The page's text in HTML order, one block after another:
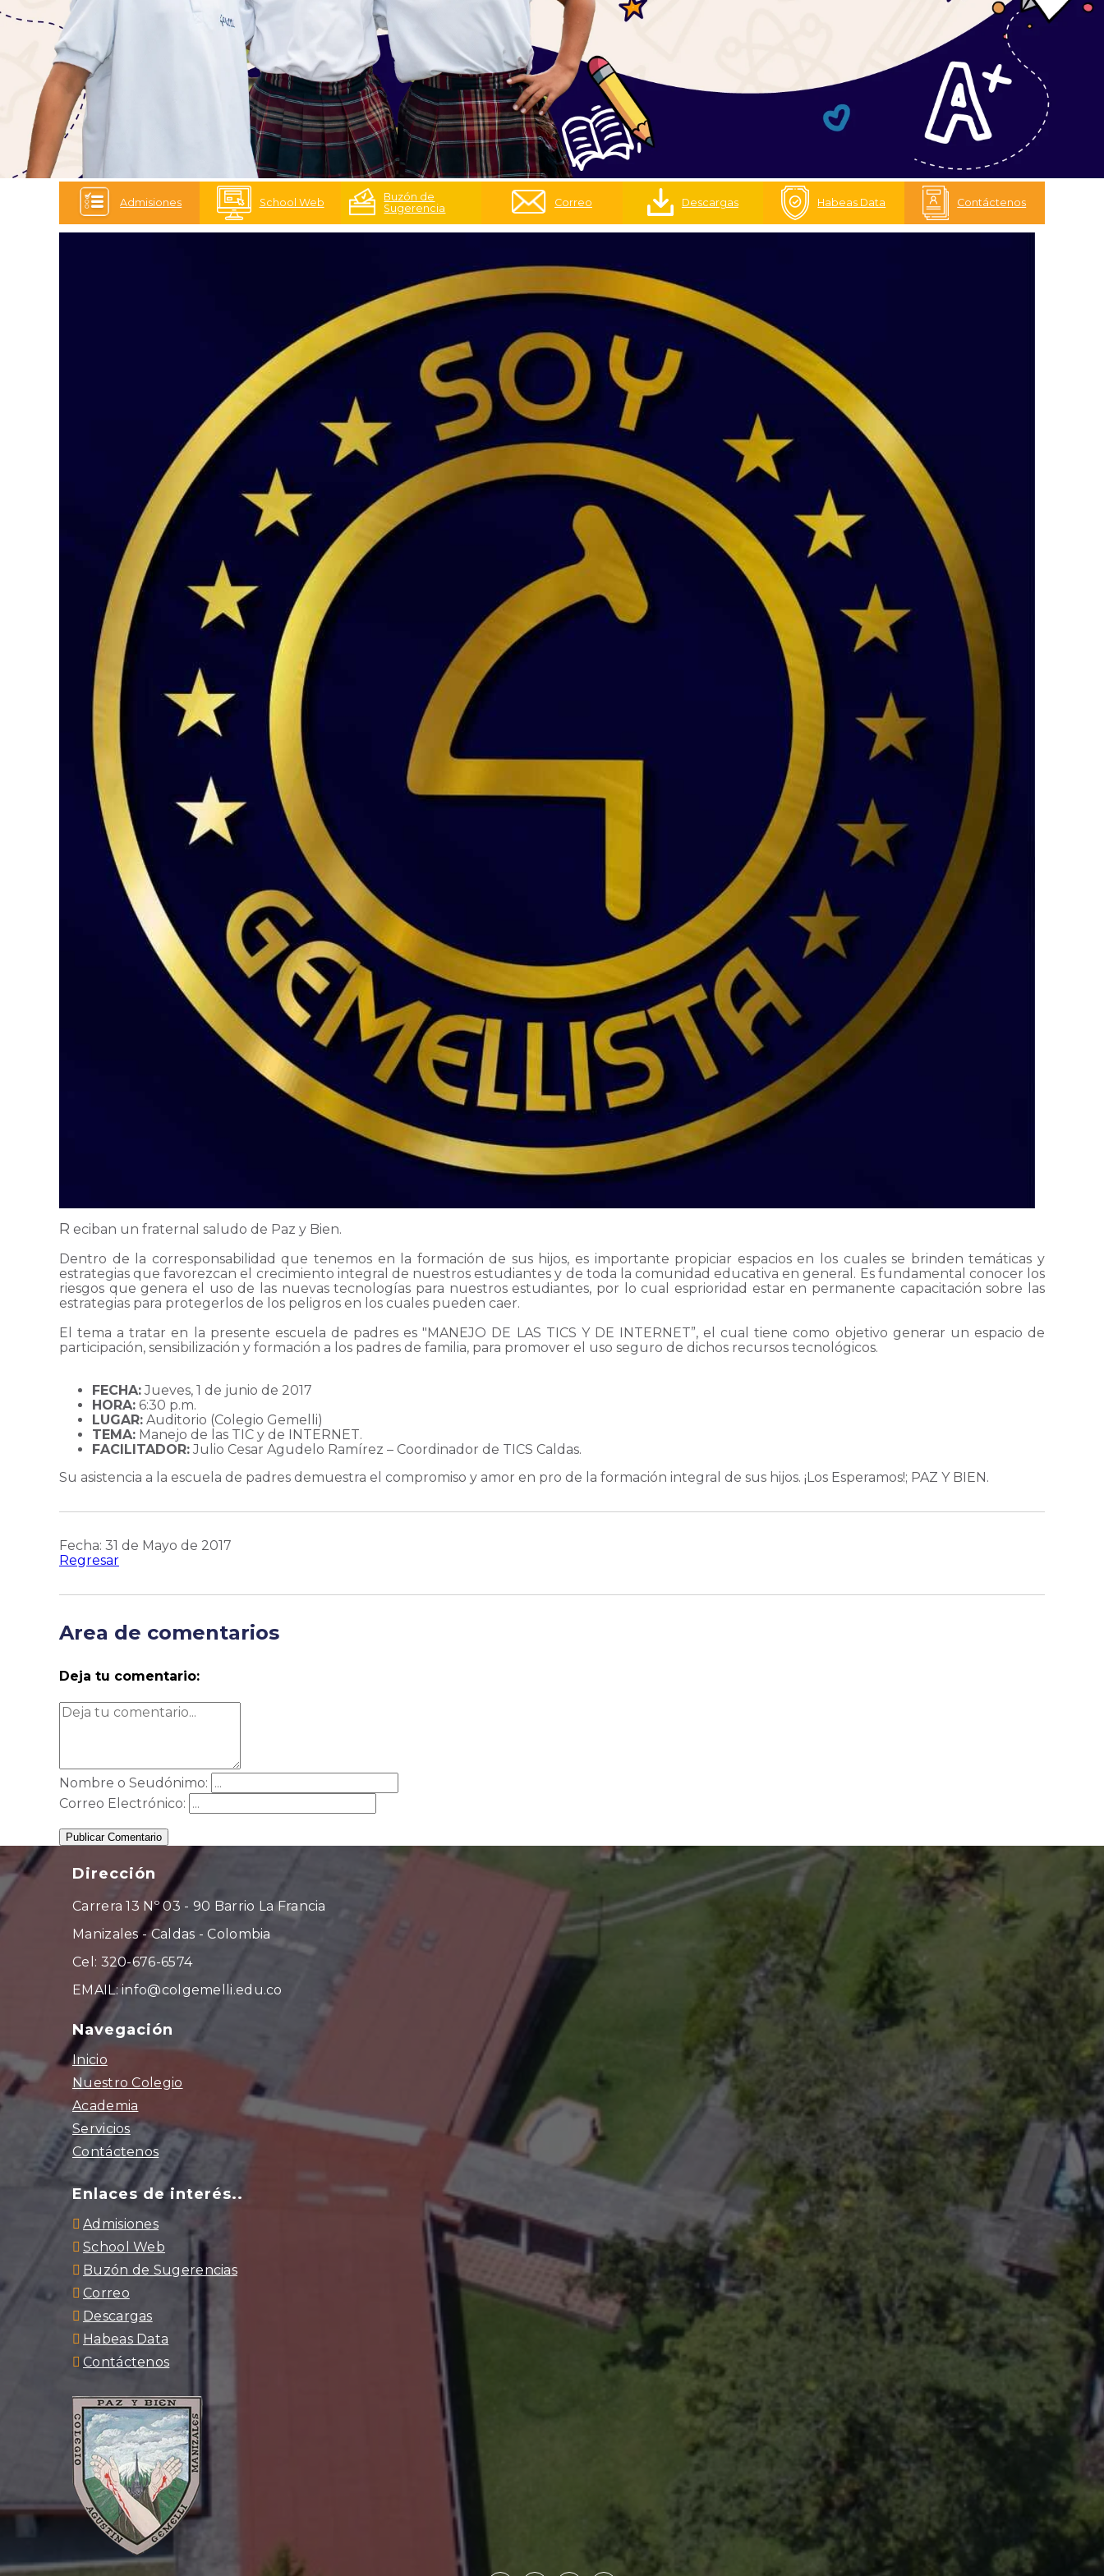
Admisiones School Web
Buzón de
Sugerencia
Correo Descargas Habeas Data Contáctenos
R eciban un fraternal saludo de Paz y Bien.
Dentro de la corresponsabilidad que tenemos en la formación de sus hijos, es importante propiciar espacios en los cuales se brinden temáticas y
estrategias que favorezcan el crecimiento integral de nuestros estudiantes y de toda la comunidad educativa en general. Es fundamental conocer los
riesgos que genera el uso de las nuevas tecnologías para nuestros estudiantes, por lo cual esprioridad estar en permanente capacitación sobre las
estrategias para protegerlos de los peligros en los cuales pueden caer.
El tema a tratar en la presente escuela de padres es "MANEJO DE LAS TICS Y DE INTERNET”, el cual tiene como objetivo generar un espacio de
participación, sensibilización y formación a los padres de familia, para promover el uso seguro de dichos recursos tecnológicos.
FECHA:Jueves, 1 de junio de 2017
HORA: 6:30 p.m.
LUGAR: Auditorio (Colegio Gemelli)
TEMA: Manejo de las TIC y de INTERNET.
FACILITADOR:Julio Cesar Agudelo Ramírez – Coordinador de TICS Caldas.
Su asistencia a la escuela de padres demuestra el compromiso y amor en pro de la formación integral de sus hijos. ¡Los Esperamos!; PAZ Y BIEN.
Fecha: 31 de Mayo de 2017
Regresar
Area de comentarios
Deja tu comentario:
Nombre o Seudónimo:
Correo Electrónico:
Publicar Comentario
Dirección
Carrera 13 Nº 03 - 90 Barrio La Francia
Manizales - Caldas - Colombia
Cel: 320-676-6574
EMAIL: info@colgemelli.edu.co
Navegación
Inicio
Nuestro Colegio
Academia
Servicios
Contáctenos
Enlaces de interés..
Admisiones
School Web
Buzón de Sugerencias
Correo
Descargas
Habeas Data
Contáctenos